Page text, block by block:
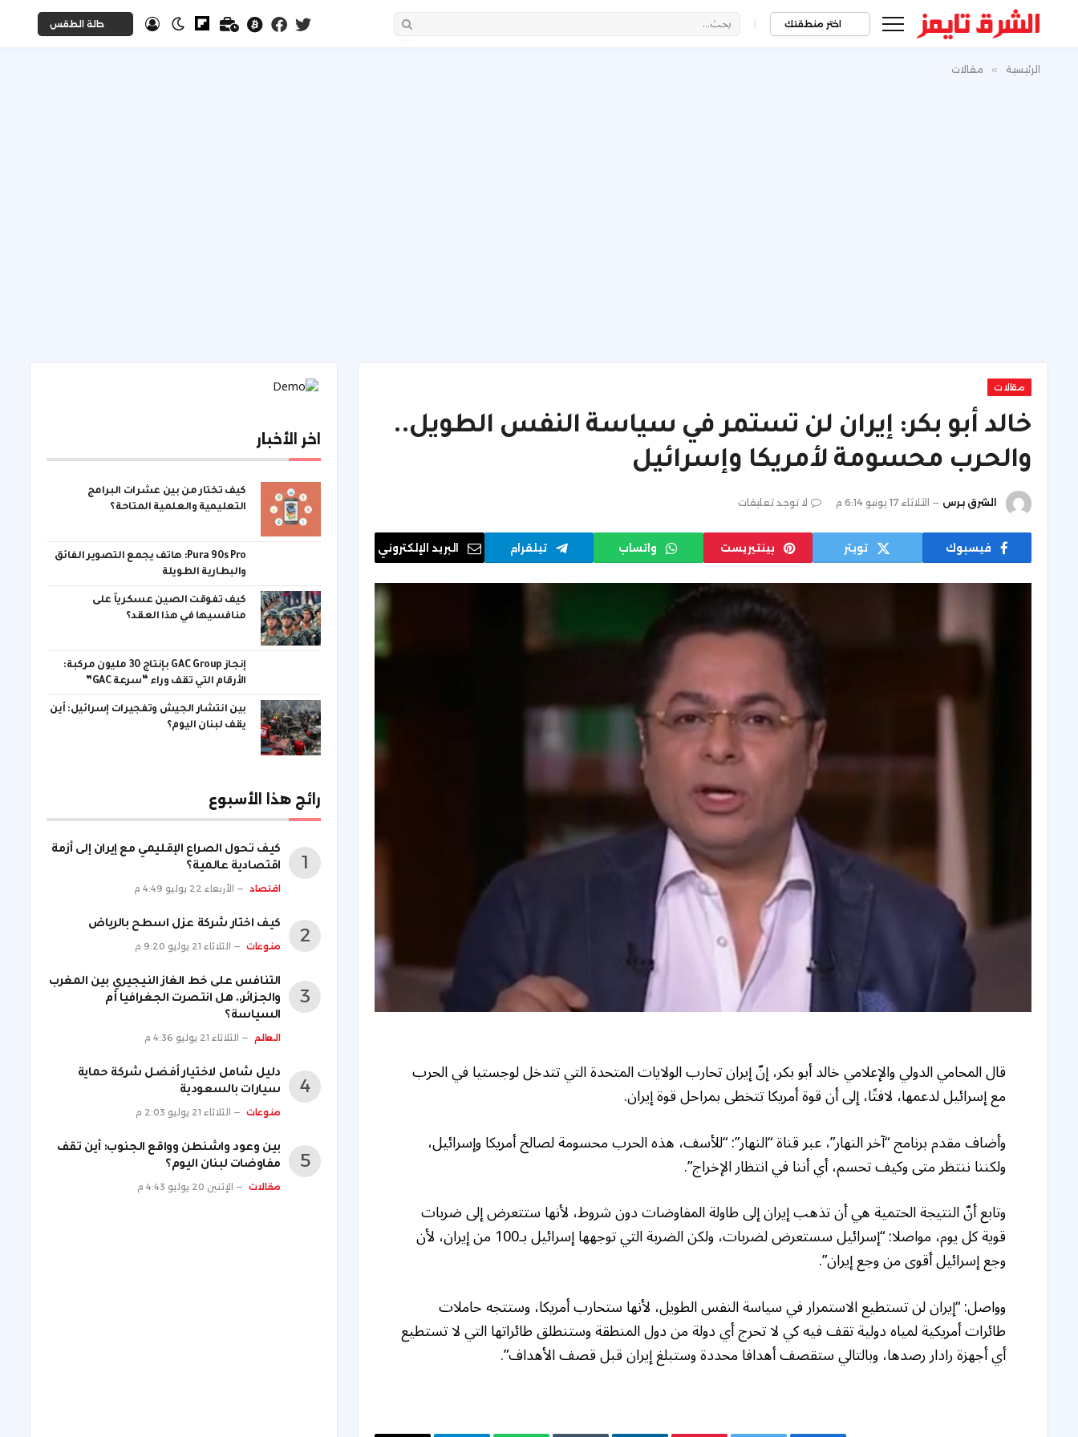
اختر منطقتك | حالة الطقس
الرئيسية » مقالات
مقالات
خالد أبو بكر: إيران لن تستمر في سياسة النفس الطويل..
والحرب محسومة لأمريكا وإسرائيل
الشرق برس الثلاثاء 17 يونيو 6:14 م لا توجد تعليقات
فيسبوك تويتر بينتيريست واتساب تيلقرام البريد الإلكتروني
قال المحامي الدولي والإعلامي خالد أبو بكر، إنّ إيران تحارب الولايات المتحدة التي تتدخل لوجستيا في الحرب
مع إسرائيل لدعمها، لافتًا، إلى أن قوة أمريكا تتخطى بمراحل قوة إيران.
وأضاف مقدم برنامج “آخر النهار”، عبر قناة “النهار”: “للأسف، هذه الحرب محسومة لصالح أمريكا وإسرائيل،
ولكننا ننتظر متى وكيف تحسم، أي أننا في انتظار الإخراج”.
وتابع أنّ النتيجة الحتمية هي أن تذهب إيران إلى طاولة المفاوضات دون شروط، لأنها ستتعرض إلى ضربات
قوية كل يوم، مواصلا: “إسرائيل سستعرض لضربات، ولكن الضربة التي توجهها إسرائيل بـ100 من إيران، لأن
وجع إسرائيل أقوى من وجع إيران”.
وواصل: “إيران لن تستطيع الاستمرار في سياسة النفس الطويل، لأنها ستحارب أمريكا، وستتجه حاملات
طائرات أمريكية لمياه دولية تقف فيه كي لا تحرج أي دولة من دول المنطقة وستنطلق طائراتها التي لا تستطيع
أي أجهزة رادار رصدها، وبالتالي ستقصف أهدافا محددة وستبلغ إيران قبل قصف الأهداف”.
اخر الأخبار
كيف تختار من بين عشرات البرامج
التعليمية والعلمية المتاحة؟
Pura 90s Pro: هاتف يجمع التصوير الفائق
والبطارية الطويلة
كيف تفوقت الصين عسكرياً على
منافسيها في هذا العقد؟
إنجاز GAC Group بإنتاج 30 مليون مركبة:
الأرقام التي تقف وراء “سرعة GAC”
بين انتشار الجيش وتفجيرات إسرائيل: أين
يقف لبنان اليوم؟
رائج هذا الأسبوع
كيف تحول الصراع الإقليمي مع إيران إلى أزمة
اقتصادية عالمية؟
اقتصاد الأربعاء 22 يوليو 4:49 م
كيف اختار شركة عزل اسطح بالرياض
منوعات الثلاثاء 21 يوليو 9:20 م
التنافس على خط الغاز النيجيري بين المغرب
والجزائر.. هل انتصرت الجغرافيا أم
السياسة؟
العالم الثلاثاء 21 يوليو 4:36 م
دليل شامل لاختيار أفضل شركة حماية
سيارات بالسعودية
منوعات الثلاثاء 21 يوليو 2:03 م
بين وعود واشنطن وواقع الجنوب: أين تقف
مفاوضات لبنان اليوم؟
مقالات الإثنين 20 يوليو 4:43 م